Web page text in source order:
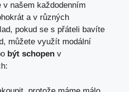
našem každodenním⁤
a⁣ v různých⁢
pokud se s přáteli bavíte
můžete⁣ využít modální
být schopen v